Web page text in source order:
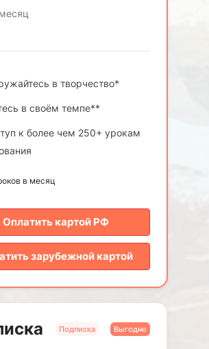
в творчество*
в своём темпе**
к более чем 250+ урокам
в месяц
Оплатить картой РФ
зарубежной картой
Подписка Выгодно